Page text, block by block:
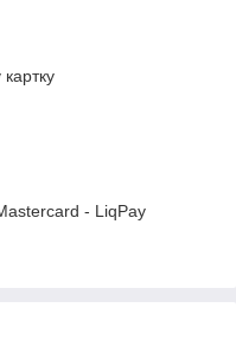
- LiqPay